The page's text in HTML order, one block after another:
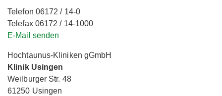
Telefon 06172 / 14-0
Telefax 06172 / 14-1000
E-Mail senden
Hochtaunus-Kliniken gGmbH
Klinik Usingen
Weilburger Str. 48
61250 Usingen